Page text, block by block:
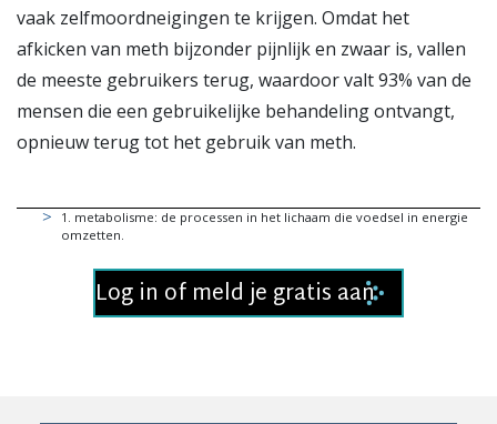
vaak zelfmoordneigingen te krijgen. Omdat het
afkicken van meth bijzonder pijnlijk en zwaar is, vallen
de meeste gebruikers terug, waardoor valt 93% van de
mensen die een gebruikelijke behandeling ontvangt,
opnieuw terug tot het gebruik van meth.
1 metabolisme: de processen in het lichaam die voedsel in energie
omzetten.
Log in of meld je gratis aan